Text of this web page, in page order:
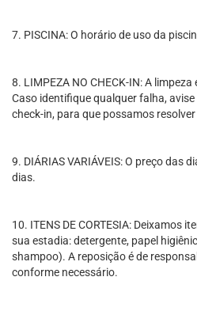
7. PISCINA: O horário de uso da
8. LIMPEZA NO CHECK-IN: A
Caso identifique qualquer falha,
check-in, para que possamos
9. DIÁRIAS VARIÁVEIS: O preço das
dias.
10. ITENS DE CORTESIA: Deixamos
sua estadia: detergente, papel
shampoo). A reposição é de
conforme necessário.